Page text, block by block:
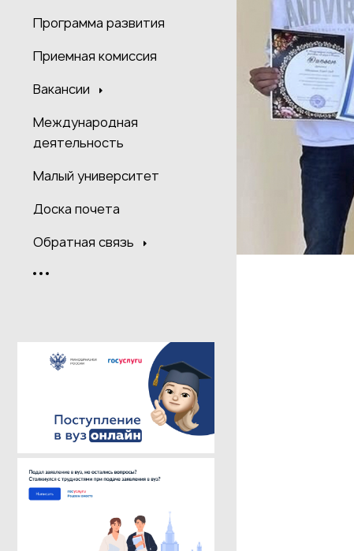
Программа развития
Приемная комиссия
Вакансии
Международная
деятельность
Малый университет
Доска почета
Обратная связь